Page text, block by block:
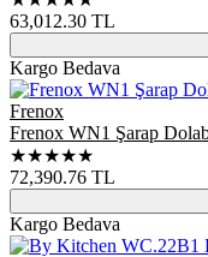
63,012.30 TL
Kargo Bedava
Frenox
Frenox WN1 Şarap
★★★★★
72,390.76 TL
Kargo Bedava